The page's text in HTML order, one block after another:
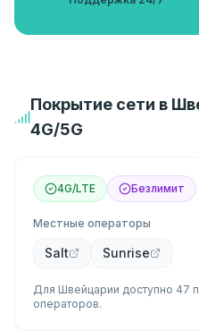
Покрытие сети в
4G/5G
4G/LTE Безлимит
Местные операторы
Salt Sunrise
Для Швейцарии доступно 47
операторов.